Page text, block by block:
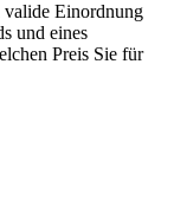
valide Einordnung
und eines
Preis Sie für